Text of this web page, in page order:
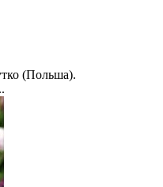
(Польша).